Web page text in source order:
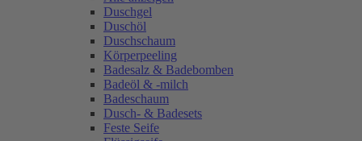
Duschgel
Duschöl
Duschschaum
Körperpeeling
Badesalz & Badebomben
Badeöl & -milch
Badeschaum
Dusch- & Badesets
Feste Seife